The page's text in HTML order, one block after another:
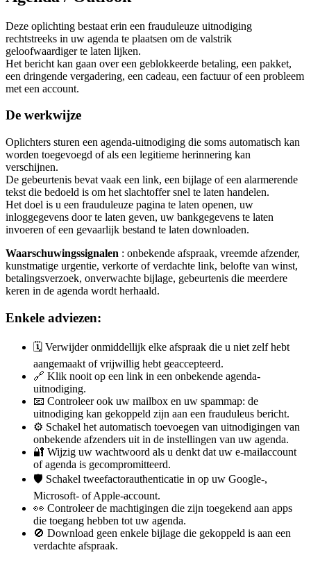
Deze oplichting bestaat erin een frauduleuze uitnodiging
rechtstreeks in uw agenda te plaatsen om de valstrik
geloofwaardiger te laten lijken.
Het bericht kan gaan over een geblokkeerde betaling, een pakket,
een dringende vergadering, een cadeau, een factuur of een probleem
met een account.
De werkwijze
Oplichters sturen een agenda-uitnodiging die soms automatisch kan
worden toegevoegd of als een legitieme herinnering kan
verschijnen.
De gebeurtenis bevat vaak een link, een bijlage of een alarmerende
tekst die bedoeld is om het slachtoffer snel te laten handelen.
Het doel is u een frauduleuze pagina te laten openen, uw
inloggegevens door te laten geven, uw bankgegevens te laten
invoeren of een gevaarlijk bestand te laten downloaden.
Waarschuwingssignalen : onbekende afspraak, vreemde afzender,
kunstmatige urgentie, verkorte of verdachte link, belofte van winst,
betalingsverzoek, onverwachte bijlage, gebeurtenis die meerdere
keren in de agenda wordt herhaald.
Enkele adviezen:
🗓️ Verwijder onmiddellijk elke afspraak die u niet zelf hebt
aangemaakt of vrijwillig hebt geaccepteerd.
🔗 Klik nooit op een link in een onbekende agenda-
uitnodiging.
📧 Controleer ook uw mailbox en uw spammap: de
uitnodiging kan gekoppeld zijn aan een frauduleus bericht.
⚙️ Schakel het automatisch toevoegen van uitnodigingen van
onbekende afzenders uit in de instellingen van uw agenda.
🔐 Wijzig uw wachtwoord als u denkt dat uw e-mailaccount
of agenda is gecompromitteerd.
🛡️ Schakel tweefactorauthenticatie in op uw Google-,
Microsoft- of Apple-account.
👀 Controleer de machtigingen die zijn toegekend aan apps
die toegang hebben tot uw agenda.
🚫 Download geen enkele bijlage die gekoppeld is aan een
verdachte afspraak.